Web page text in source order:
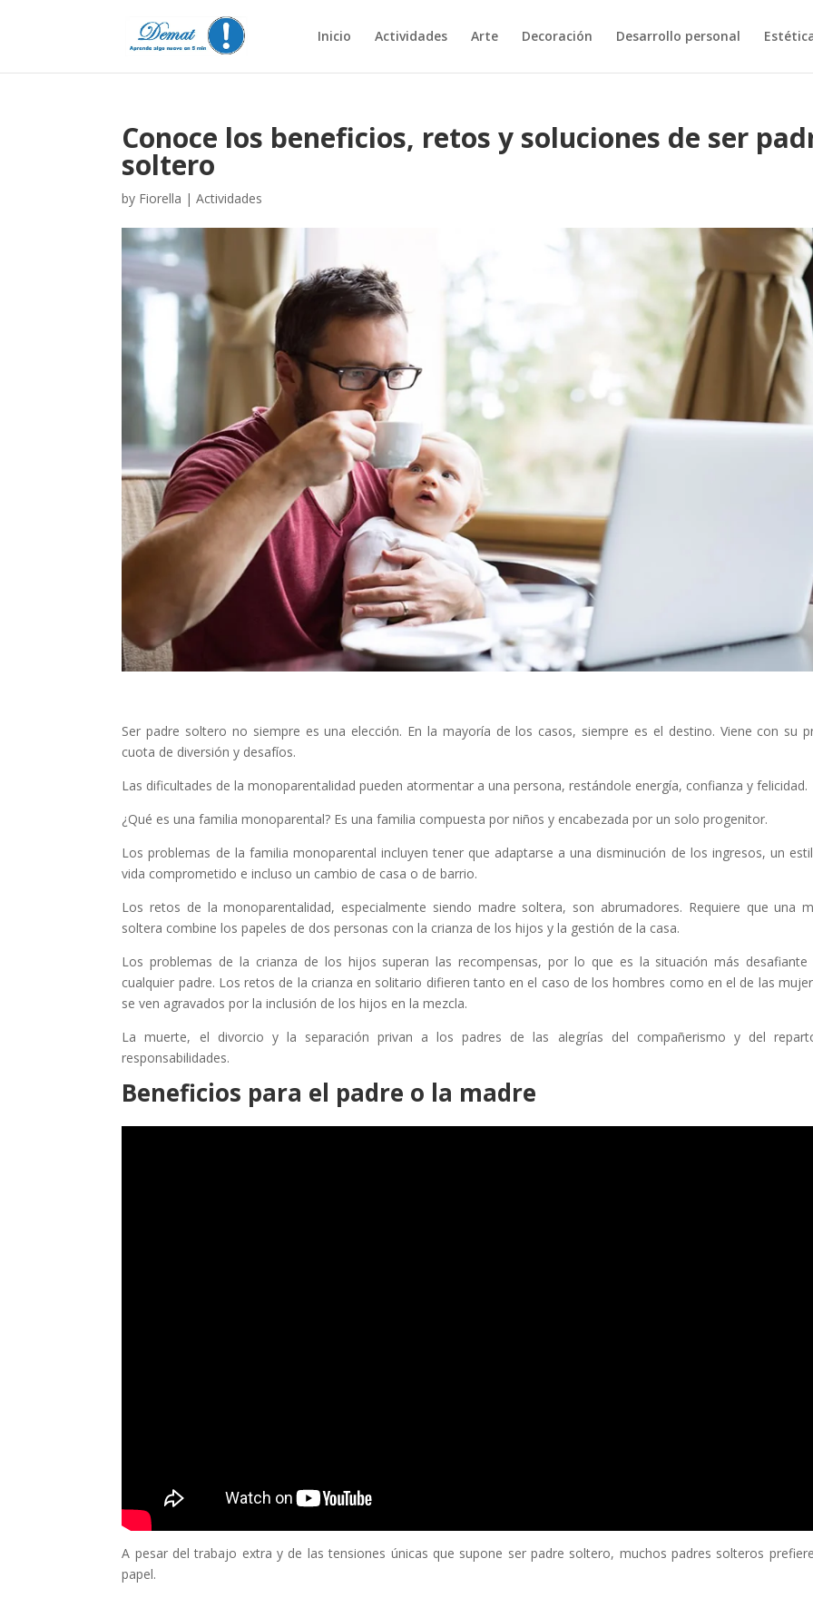
Inicio Actividades Arte Decoración Desarrollo personal
Conoce los beneficios, retos y soluciones de ser
soltero
by Fiorella |Actividades
Ser padre soltero no siempre es una elección. En la mayoría de los casos, siempre es el destino. Viene con su
cuota de diversión y desafíos.
Las dificultades de la monoparentalidad pueden atormentar a una persona, restándole energía, confianza y felicidad.
¿Qué es una familia monoparental? Es una familia compuesta por niños y encabezada por un solo progenitor.
Los problemas de la familia monoparental incluyen tener que adaptarse a una disminución de los ingresos, un
vida comprometido e incluso un cambio de casa o de barrio.
Los retos de la monoparentalidad, especialmente siendo madre soltera, son abrumadores. Requiere que una
soltera combine los papeles de dos personas con la crianza de los hijos y la gestión de la casa.
Los problemas de la crianza de los hijos superan las recompensas, por lo que es la situación más desafiante
cualquier padre. Los retos de la crianza en solitario difieren tanto en el caso de los hombres como en el de las
se ven agravados por la inclusión de los hijos en la mezcla.
La muerte, el divorcio y la separación privan a los padres de las alegrías del compañerismo y del
responsabilidades.
Beneficios para el padre o la madre
A pesar del trabajo extra y de las tensiones únicas que supone ser padre soltero, muchos padres solteros
papel.